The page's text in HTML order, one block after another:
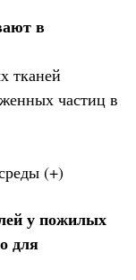
в
тканей
частиц в
(+)
у пожилых
для